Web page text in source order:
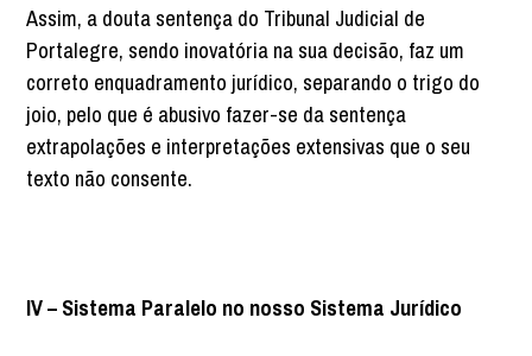
Assim, a douta sentença do Tribunal Judicial de
Portalegre, sendo inovatória na sua decisão, faz um
correto enquadramento jurídico, separando o trigo do
joio, pelo que é abusivo fazer-se da sentença
extrapolações e interpretações extensivas que o seu
texto não consente.
IV – Sistema Paralelo no nosso Sistema Jurídico